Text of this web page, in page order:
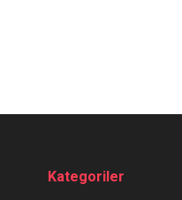
Kategoriler